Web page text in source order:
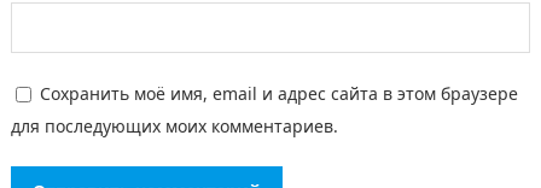
Сохранить моё имя, email и адрес сайта в этом браузере
для последующих моих комментариев.